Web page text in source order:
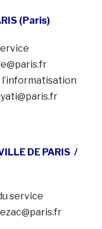
(Paris)
DE PARIS /
service